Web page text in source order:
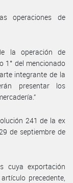
operaciones de
la operación de
1° del mencionado
integrante de la
presentar los
241 de la ex
de septiembre de
cuya exportación
precedente,